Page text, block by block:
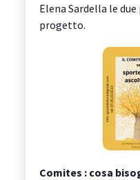
Elena Sardella le
progetto.
Comites : cosa